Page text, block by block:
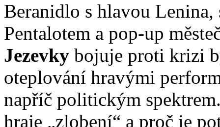
Beranidlo s hlavou Lenina,
Pentalotem a pop-up
Jezevky bojuje proti krizi
oteplování hravými
napříč politickým
hraje „zlobení“ a proč je